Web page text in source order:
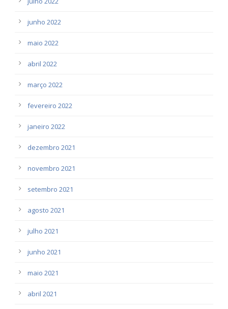
junho 2022
maio 2022
abril 2022
março 2022
fevereiro 2022
janeiro 2022
dezembro 2021
novembro 2021
setembro 2021
agosto 2021
julho 2021
junho 2021
maio 2021
abril 2021